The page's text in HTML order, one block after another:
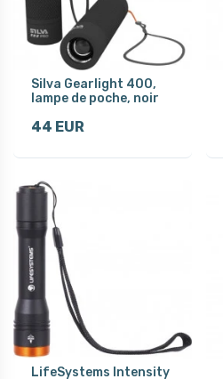
Silva Gearlight 400,
lampe de poche, noir
44 EUR
LifeSystems Intensity